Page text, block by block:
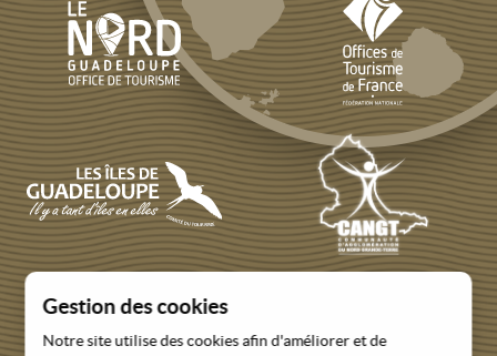
Gestion des cookies
Notre site utilise des cookies afin d'améliorer et de